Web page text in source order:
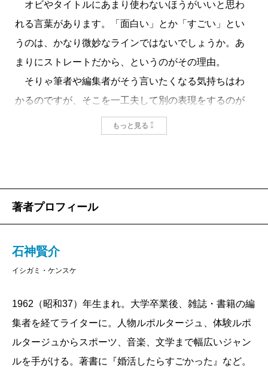
婚活パーティーではアニメの声優とも出会い、デ
ートを重ねた。会話からは知性が感じられたが、
声質は当然アニメ系だ。下着はフルーツ模様。妙
齢の成熟した女性なのに、こちらは、なんとなく
未成年に悪さをしている気がしていけない。
「どうして、なの？」
元気を失ったアレを見つめられ、首を傾げられ、
悲しい気持ちになった。男は四十歳を過ぎると、
は至らない。客室乗務員の女性が言った通り、早
期の夜の行為のトライアルは重要かもしれない。
こうして、ふつうのＯＬをはじめ、客室乗務員、
ン、アナウンサー、占い師……など、私が婚活の
場で出会った個性豊かな女性たちとの実話をまと
活サイトに登録した時の驚き、婚活パーティーで
の緊張、フェイスブックの婚活アプリを通して大
勢の東アジアや南アメリカの女性から交際を申し
込まれた戸惑い、そして、女性と親しくなるため
オビやタイトルにあまり使わないほうがいいと思わ
れる言葉があります。「面白い」とか「すごい」とい
うのは、かなり微妙なラインではないでしょうか。あ
まりにストレートだから、というのがその理由。
そりゃ筆者や編集者がそう言いたくなる気持ちはわ
かるのですが、そこを一工夫して別の表現をするのが
プロってもんでしょうということです。「面白いから
どうしたものか。
しかし、この婚活体験ルポに出てくる、著者が出会
った面々をどう言えばいいのか。「初対面でホテルに
もサバを読むアナウンサー」「婚活のフリをしてナン
パを続ける公営ギャンブル選手」「300円をワリカンに
するドケチ男」……次々登場する強烈なキャラクター
が繰り広げる強烈なエピソードについてあれこれ考
もっと見る
著者プロフィール
石神賢介
イシガミ・ケンスケ
1962（昭和37）年生まれ。大学卒業後、雑誌・書籍の編
集者を経てライターに。人物ルポルタージュ、体験ルポ
ルタージュからスポーツ、音楽、文学まで幅広いジャン
ルを手がける。著書に『婚活したらすごかった』など。